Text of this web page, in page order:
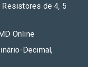
Resistores de 4, 5
Online
Decimal,